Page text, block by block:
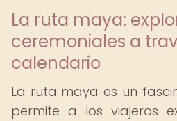
La ruta maya:
ceremoniales a
calendario
La ruta maya es un
permite a los viajeros